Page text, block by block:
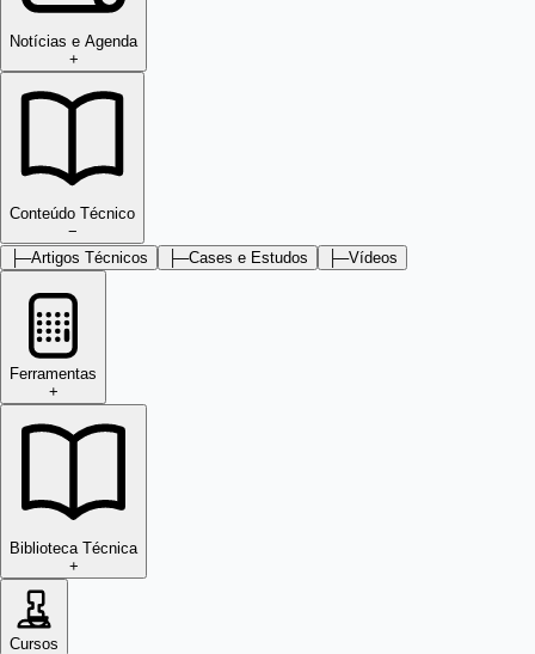
Notícias e Agenda
+
Conteúdo Técnico
−
├─Artigos Técnicos ├─Cases e Estudos ├─Vídeos
Ferramentas
+
Biblioteca Técnica
+
Cursos